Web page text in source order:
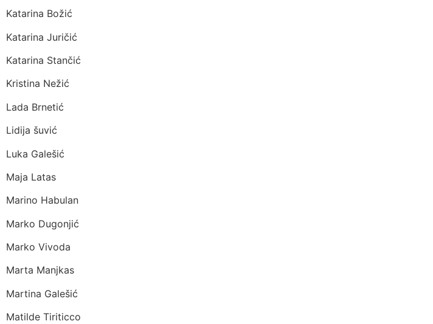
Katarina Božić
Katarina Juričić
Katarina Stančić
Kristina Nežić
Lada Brnetić
Lidija šuvić
Luka Galešić
Maja Latas
Marino Habulan
Marko Dugonjić
Marko Vivoda
Marta Manjkas
Martina Galešić
Matilde Tiriticco